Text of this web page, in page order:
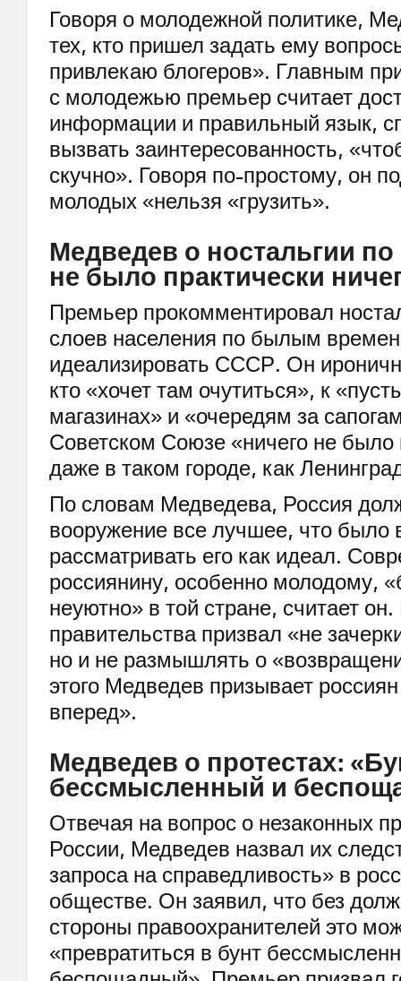
Говоря о молодежной политике,
тех, кто пришел задать ему
привлекаю блогеров». Главным
с молодежью премьер считает
информации и правильный язык,
вызвать заинтересованность,
скучно». Говоря по-простому, он
молодых «нельзя «грузить».
Медведев о ностальгии
не было практически
Премьер прокомментировал
слоев населения по былым
идеализировать СССР. Он
кто «хочет там очутиться», к
магазинах» и «очередям за
Советском Союзе «ничего не было
даже в таком городе, как
По словам Медведева, Россия
вооружение все лучшее, что
рассматривать его как идеал.
россиянину, особенно молодому,
неуютно» в той стране, считает
правительства призвал «не
но и не размышлять о
этого Медведев призывает
вперед».
Медведев о протестах:
бессмысленный и
Отвечая на вопрос о незаконных
России, Медведев назвал их
запроса на справедливость» в
обществе. Он заявил, что без
стороны правоохранителей это
«превратиться в бунт